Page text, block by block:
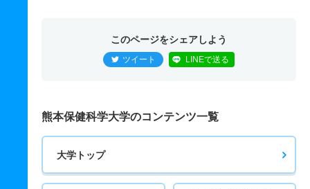
このページをシェアしよう
ツイート LINEで送る
熊本保健科学大学のコンテンツ一覧
大学トップ